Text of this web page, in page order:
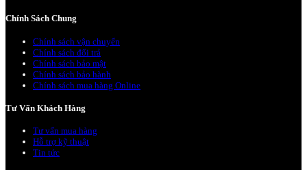
Chính Sách Chung
Chính sách vận chuyển
Chính sách đổi trả
Chính sách bảo mật
Chính sách bảo hành
Chính sách mua hàng Online
Tư Vấn Khách Hàng
Tư vấn mua hàng
Hỗ trợ kỹ thuật
Tin tức